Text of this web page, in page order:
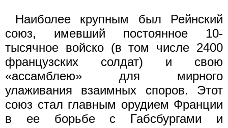
Наиболее крупным был Рейнский
союз, имевший постоянное 10-
тысячное войско (в том числе 2400
французских солдат) и свою
«ассамблею» для мирного
улаживания взаимных споров. Этот
союз стал главным орудием Франции
в ее борьбе с Габсбургами и